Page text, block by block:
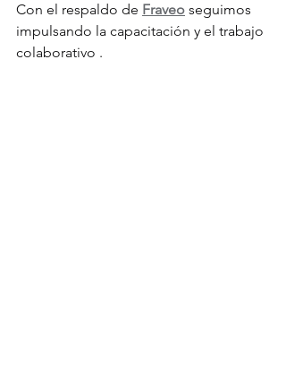
Con el respaldo de Fraveo seguimos
impulsando la capacitación y el trabajo
colaborativo .